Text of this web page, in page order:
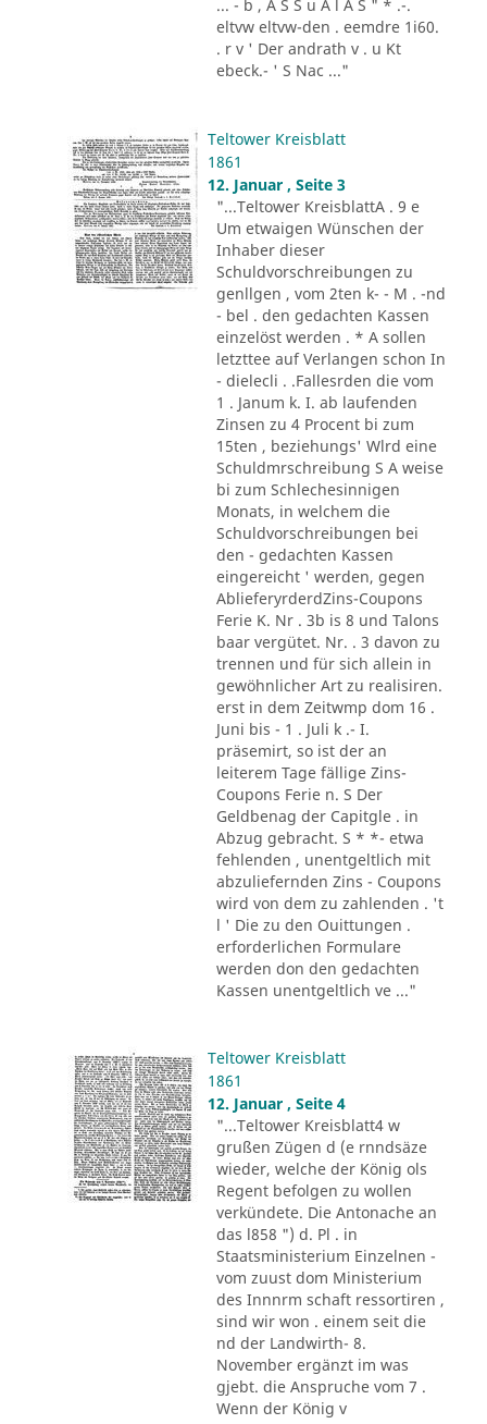
... - b , A S S u A l A S " * .-.
eltvw eltvw-den . eemdre 1i60.
. r v ' Der andrath v . u Kt
ebeck.- ' S Nac ..."
Teltower Kreisblatt
1861
12. Januar , Seite 3
"...Teltower KreisblattA . 9 e
Um etwaigen Wünschen der
Inhaber dieser
Schuldvorschreibungen zu
genllgen , vom 2ten k- - M . -nd
- bel . den gedachten Kassen
einzelöst werden . * A sollen
letzttee auf Verlangen schon In
- dielecli . .Fallesrden die vom
1 . Janum k. I. ab laufenden
Zinsen zu 4 Procent bi zum
15ten , beziehungs' Wlrd eine
Schuldmrschreibung S A weise
bi zum Schlechesinnigen
Monats, in welchem die
Schuldvorschreibungen bei
den - gedachten Kassen
eingereicht ' werden, gegen
AblieferyrderdZins-Coupons
Ferie K. Nr . 3b is 8 und Talons
baar vergütet. Nr. . 3 davon zu
trennen und für sich allein in
gewöhnlicher Art zu realisiren.
erst in dem Zeitwmp dom 16 .
Juni bis - 1 . Juli k .- I.
präsemirt, so ist der an
leiterem Tage fällige Zins-
Coupons Ferie n. S Der
Geldbenag der Capitgle . in
Abzug gebracht. S * *- etwa
fehlenden , unentgeltlich mit
abzuliefernden Zins - Coupons
wird von dem zu zahlenden . 't
l ' Die zu den Ouittungen .
erforderlichen Formulare
werden don den gedachten
Kassen unentgeltlich ve ..."
Teltower Kreisblatt
1861
12. Januar , Seite 4
"...Teltower Kreisblatt4 w
grußen Zügen d (e rnndsäze
wieder, welche der König ols
Regent befolgen zu wollen
verkündete. Die Antonache an
das l858 ") d. Pl . in
Staatsministerium Einzelnen -
vom zuust dom Ministerium
des Innnrm schaft ressortiren ,
sind wir won . einem seit die
nd der Landwirth- 8.
November ergänzt im was
gjebt. die Anspruche vom 7 .
Wenn der König v